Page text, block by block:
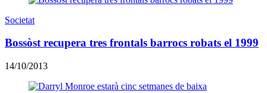
Societat
Bossòst recupera tres frontals barrocs robats el 1999
14/10/2013